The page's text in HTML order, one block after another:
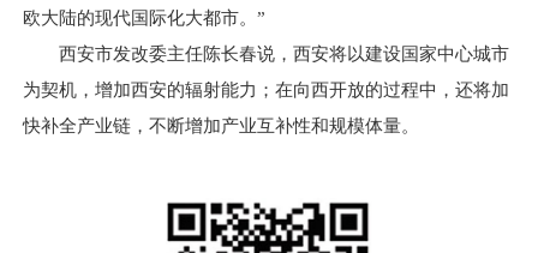
欧大陆的现代国际化大都市。”
西安市发改委主任陈长春说，西安将以建设国家中心城市
为契机，增加西安的辐射能力；在向西开放的过程中，还将加
快补全产业链，不断增加产业互补性和规模体量。